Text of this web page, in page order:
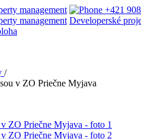
management
+421
management Developerské
/
v ZO Priečne Myjava